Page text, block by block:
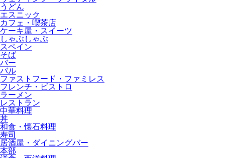
うどん
エスニック
カフェ・喫茶店
ケーキ屋・スイーツ
しゃぶしゃぶ
スペイン
そば
バー
バル
ファストフード・ファミレス
フレンチ・ビストロ
ラーメン
レストラン
中華料理
丼
和食・懐石料理
寿司
居酒屋・ダイニングバー
本部